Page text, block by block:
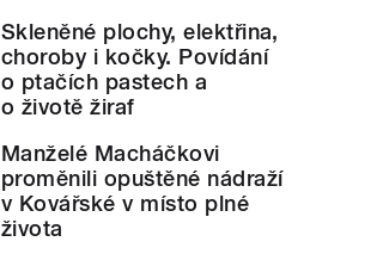
Skleněné plochy, elektřina,
choroby i kočky. Povídání
o ptačích pastech a
o životě žiraf
Manželé Macháčkovi
proměnili opuštěné nádraží
v Kovářské v místo plné
života